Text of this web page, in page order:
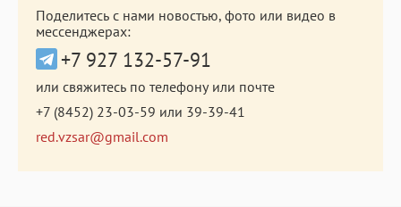
Поделитесь с нами новостью, фото или видео в
мессенджерах:
+7 927 132-57-91
или свяжитесь по телефону или почте
+7 (8452) 23-03-59 или 39-39-41
red.vzsar@gmail.com